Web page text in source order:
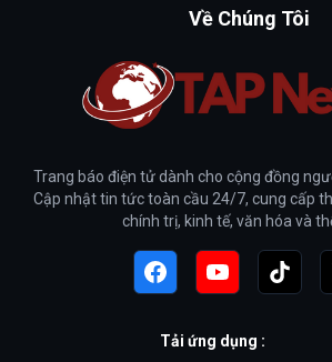
Về Chúng Tôi
Trang báo điện tử dành cho cộng đồng
Cập nhật tin tức toàn cầu 24/7, cung cấp
chính trị, kinh tế, văn hóa và
Tải ứng dụng :